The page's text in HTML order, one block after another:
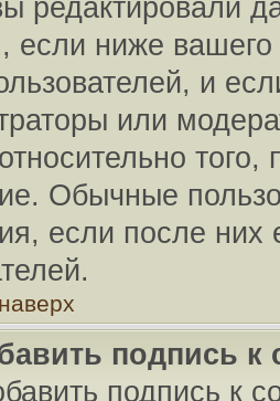
редактировали
если ниже
и
или
Обычные
если после них
подпись
подпись к